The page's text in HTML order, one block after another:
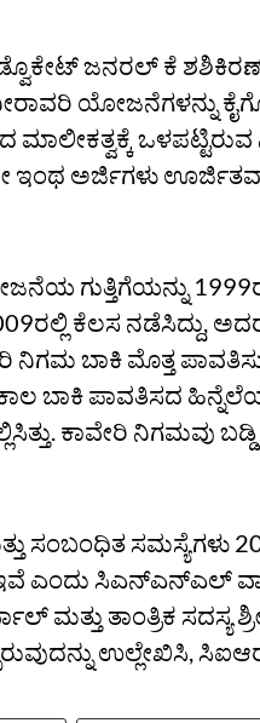
ಜನರಲ್‌ ಕೆ
ನೀರಾವರಿ ಯೋಜನೆಗಳನ್ನು
ಮಾಲೀಕತ್ವಕ್ಕೆ
ಅರ್ಜಿಗಳು
ಗುತ್ತಿಗೆಯನ್ನು
ಕೆಲಸ ನಡೆಸಿದ್ದು,
ನಿಗಮ ಬಾಕಿ ಮೊತ್ತ
ಕಾಲ ಬಾಕಿ ಪಾವತಿಸದ
ಕಾವೇರಿ ನಿಗಮವು
ಸಂಬಂಧಿತ
ಎಂದು ಸಿಎನ್‌ಎನ್ಎಲ್
ಮತ್ತು ತಾಂತ್ರಿಕ
ಉಲ್ಲೇಖಿಸಿ,